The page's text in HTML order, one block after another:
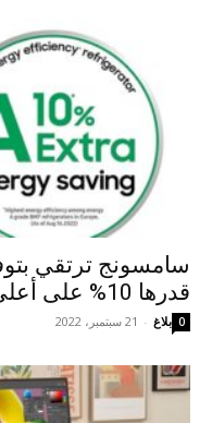
سامسونج ترتقي
قدرها 10% على أعلى معايير...
بلاغ - 21 سبتمبر، 2022 0